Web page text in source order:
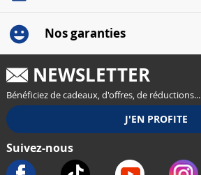
Nos garanties
NEWSLETTER
Bénéficiez de cadeaux, d'offres, de réductions...
Suivez-nous